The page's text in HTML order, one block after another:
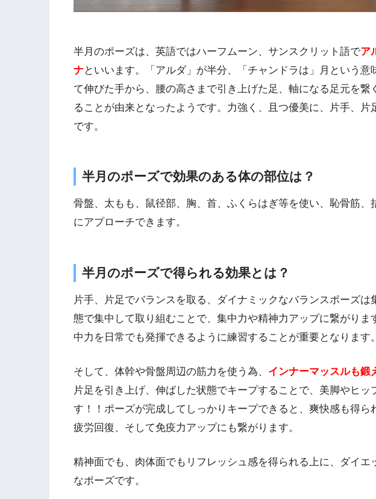
半月のポーズは、英語ではハーフムーン、サンスクリット語でア
ナといいます。「アルダ」が半分、「チャンドラは」月という意
て伸びた手から、腰の高さまで引き上げた足、軸になる足元を繋
ることが由来となったようです。力強く、且つ優美に、片手、片
です。
半月のポーズで効果のある体の部位は？
骨盤、太もも、鼠径部、胸、首、ふくらはぎ等を使い、恥骨筋、
にアプローチできます。
半月のポーズで得られる効果とは？
片手、片足でバランスを取る、ダイナミックなバランスポーズは
態で集中して取り組むことで、集中力や精神力アップに繋がりま
中力を日常でも発揮できるように練習することが重要となります。
そして、体幹や骨盤周辺の筋力を使う為、 インナーマッスルも鍛
片足を引き上げ、伸ばした状態でキープすることで、美脚やヒッ
す！！ポーズが完成してしっかりキープできると、爽快感も得ら
疲労回復、そして免疫力アップにも繋がります。
精神面でも、肉体面でもリフレッシュ感を得られる上に、ダイエ
なポーズです。